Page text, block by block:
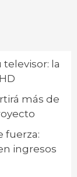
la
más de
fuerza:
ingresos